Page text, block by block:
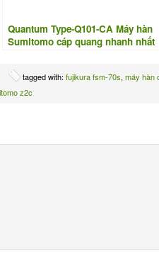
Quantum Type-Q101-CA Máy hàn
Sumitomo cáp quang nhanh nhất
tagged with: fujikura fsm-70s,máy hàn
z2c